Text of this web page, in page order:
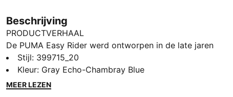
Beschrijving
PRODUCTVERHAAL
De PUMA Easy Rider werd ontworpen in de late jaren
70, toen hardlopen zijn overstap maakte van de
atletiekbaan naar de straat. Vandaag is hij er weer
met nog hetzelfde klassieke slanke profiel en vintage
Stijl: 399715_20
Kleur: Gray Echo-Chambray Blue
MEER LEZEN